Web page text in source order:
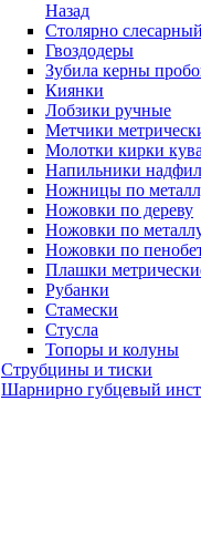
Назад
Столярно
Гвоздодеры
Зубила керны
Киянки
Лобзики ручные
Метчики
Молотки кирки
Напильники
Ножницы по
Ножовки по дереву
Ножовки по
Ножовки по
Плашки
Рубанки
Стамески
Стусла
Топоры и колуны
Струбцины и тиски
Шарнирно губцевый